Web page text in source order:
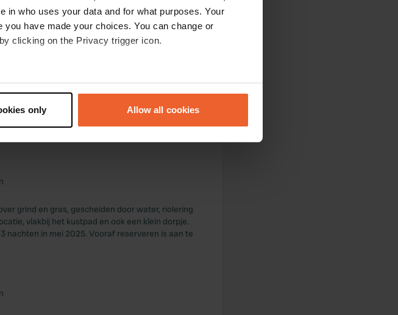
in who uses your data and for what purposes. Your
have made your choices. You can change or
clicking on the Privacy trigger icon.
be accurate to within several meters
your preferences in the
features and to analyse our traffic. We also share
from your use of their services.
only Allow all cookies
grind en gras, gescheiden door water, riolering
vlakbij het kustpad en ook een klein dorpje.
nachten in mei 2025. Vooraf reserveren is aan te